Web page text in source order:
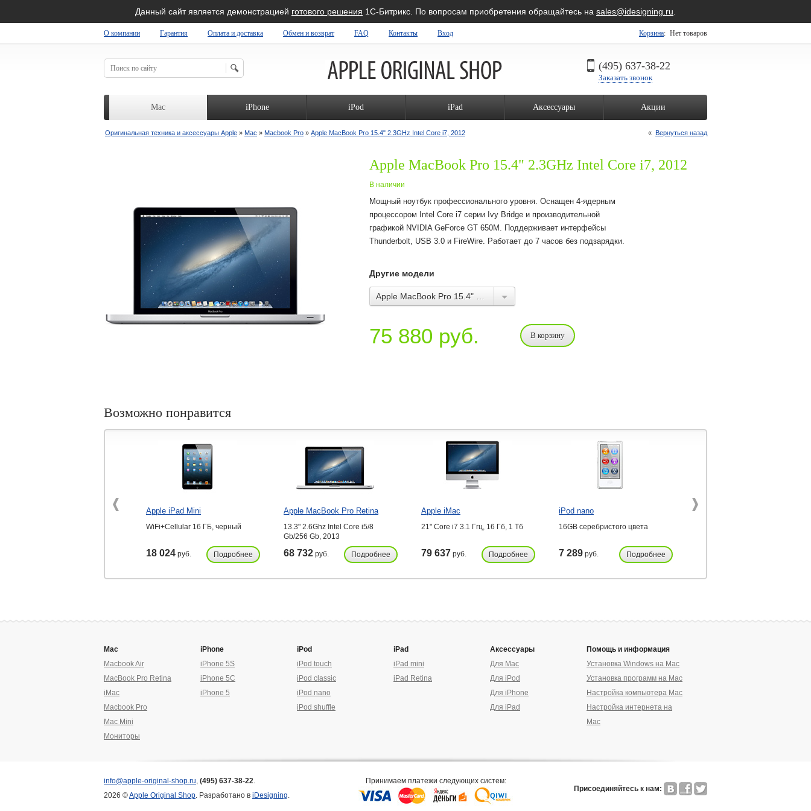
Данный сайт является демонстрацией готового решения 1С-Битрикс. По вопросам приобретения обращайтесь на sales@idesigning.ru
О компании Гарантия Оплата и доставка Обмен и возврат FAQ Контакты Вход Корзина: Нет товаров
SHOP (495) 637-38-22
Заказать звонок
Mac iPhone iPod iPad Аксессуары Акции
Оригинальная техника и аксессуары Apple » Mac » Macbook Pro » Apple MacBook Pro 15.4" 2.3GHz Intel Core i7, 2012 « Вернуться назад
Apple MacBook Pro 15.4" 2.3GHz Intel Core i7, 2012
В наличии
Мощный ноутбук профессионального уровня. Оснащен 4-ядерным
процессором Intel Core i7 серии Ivy Bridge и производительной
графикой NVIDIA GeForce GT 650M. Поддерживает интерфейсы
Thunderbolt, USB 3.0 и FireWire. Работает до 7 часов без подзарядки.
Другие модели
75 880 руб.
Возможно понравится
Apple iPad Mini
WiFi+Cellular 16 ГБ, черный
18 024 руб. Подробнее
Apple MacBook Pro Retina
13.3" 2.6Ghz Intel Core i5/8
Gb/256 Gb, 2013
68 732 руб. Подробнее
Apple iMac
21" Core i7 3.1 Ггц, 16 Гб, 1 Тб
79 637 руб. Подробнее
iPod nano
16GB серебристого цвета
7 289 руб. Подробнее
Mac mini
Mac
Macbook Air
MacBook Pro Retina
iMac
Macbook Pro
Mac Mini
Мониторы
iPhone
iPhone 5S
iPhone 5C
iPhone 5
iPod
iPod touch
iPod classic
iPod nano
iPod shuffle
iPad
iPad mini
iPad Retina
Аксессуары
Для Mac
Для iPod
Для iPhone
Для iPad
Помощь и информация
Установка Windows на Mac
Установка программ на Mac
Настройка компьютера Mac
Настройка интернета на
Mac
info@apple-original-shop.ru, (495) 637-38-22.
2026 ©Apple Original Shop. Разработано в iDesigning.
Принимаем платежи следующих систем:
Присоединяйтесь к нам: